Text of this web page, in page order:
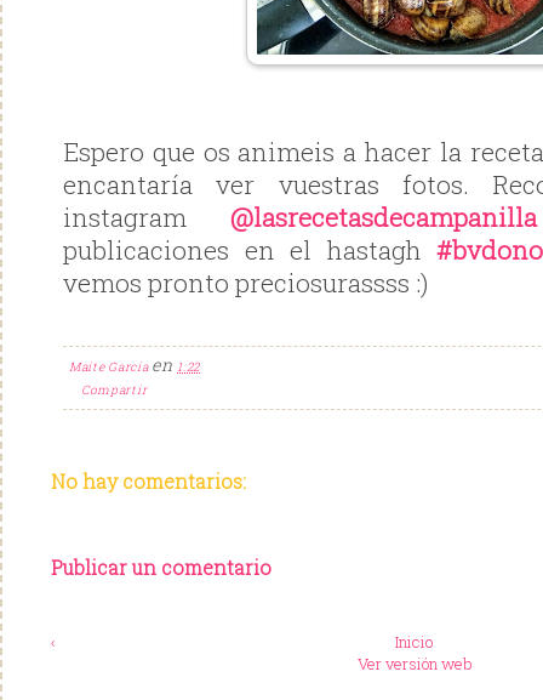
Espero que os animeis a hacer la
encantaría ver vuestras fotos.
instagram @lasrecetasdecampanilla
publicaciones en el hastagh
vemos pronto preciosurassss :)
Maite Garcia en1:22
Compartir
No hay comentarios:
Publicar un comentario
‹
Inicio
Ver versión web